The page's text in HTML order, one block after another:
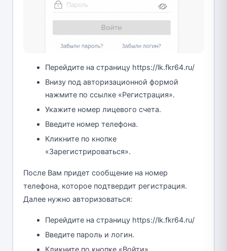
Перейдите на страницу https://lk.fkr64.ru/
Внизу под авторизационной формой
нажмите по ссылке «Регистрация».
Укажите номер лицевого счета.
Введите номер телефона.
Кликните по кнопке
«Зарегистрироваться».
После Вам придет сообщение на номер
телефона, которое подтвердит регистрация.
Далее нужно авторизоваться:
Перейдите на страницу https://lk.fkr64.ru/
Введите пароль и логин.